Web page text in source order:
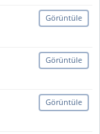
Görüntüle
Görüntüle
Görüntüle